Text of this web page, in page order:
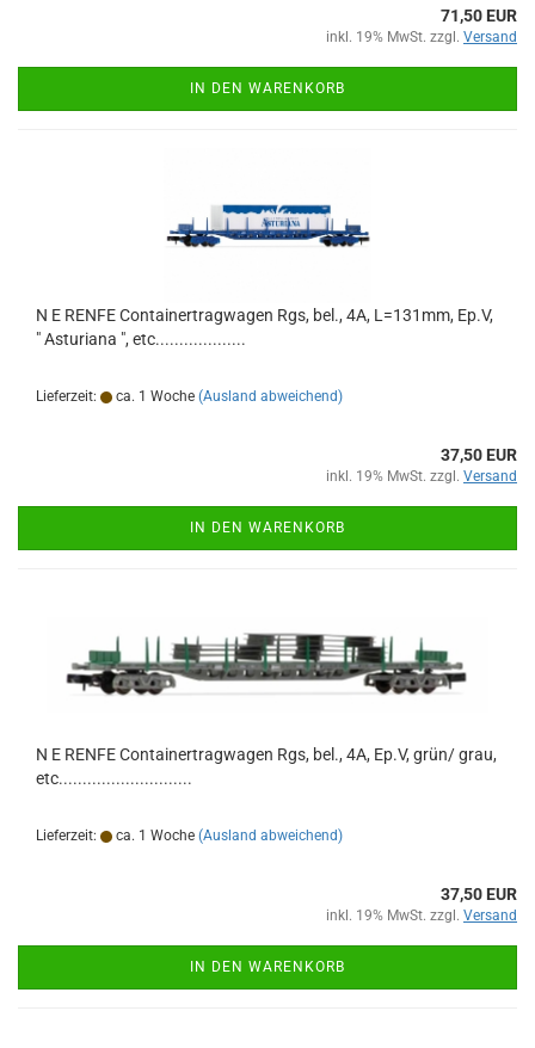
71,50 EUR
inkl. 19% MwSt. zzgl. Versand
IN DEN WARENKORB
N E RENFE Containertragwagen Rgs, bel., 4A, L=131mm, Ep.V,
" Asturiana ", etc...................
Lieferzeit: ca. 1 Woche (Ausland abweichend)
37,50 EUR
inkl. 19% MwSt. zzgl. Versand
IN DEN WARENKORB
N E RENFE Containertragwagen Rgs, bel., 4A, Ep.V, grün/ grau,
etc............................
Lieferzeit: ca. 1 Woche (Ausland abweichend)
37,50 EUR
inkl. 19% MwSt. zzgl. Versand
IN DEN WARENKORB